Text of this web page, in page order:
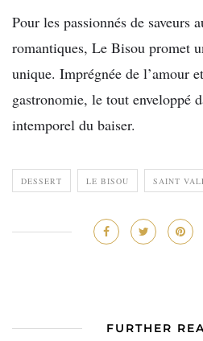
Pour les passionnés de saveurs
romantiques, Le Bisou promet
unique. Imprégnée de l’amour
gastronomie, le tout enveloppé
intemporel du baiser.
DESSERT LE BISOU SAINT
FURTHER